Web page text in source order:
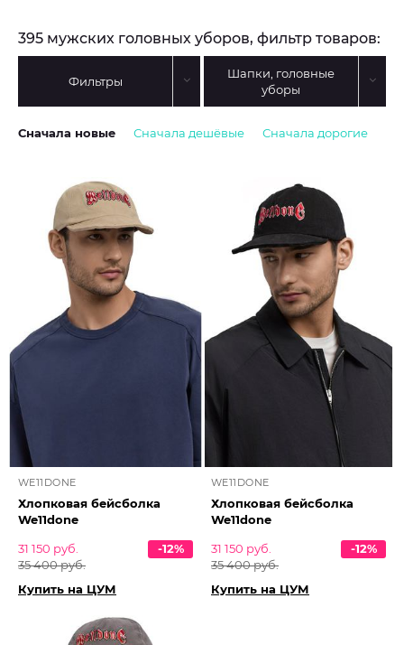
395 мужских головных уборов, фильтр товаров:
Фильтры
Шапки, головные
уборы
Сначала новые Сначала дешёвые Сначала дорогие
WE11DONE
Хлопковая бейсболка
We11done
31 150 руб.
35 400 руб.
-12%
Купить на ЦУМ
WE11DONE
Хлопковая бейсболка
We11done
31 150 руб.
35 400 руб.
-12%
Купить на ЦУМ